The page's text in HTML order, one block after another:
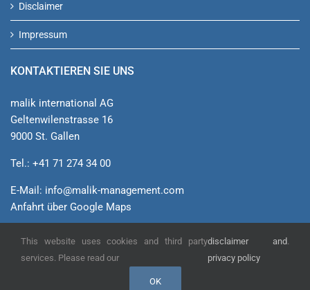
Disclaimer
Impressum
KONTAKTIEREN SIE UNS
malik international AG
Geltenwilenstrasse 16
9000 St. Gallen
Tel.: +41 71 274 34 00
E-Mail: info@malik-management.com
Anfahrt über Google Maps
© malik international AG
YouTubeXing
This website uses cookies and third party
services. Please read our
disclaimer and
privacy policy
.
OK